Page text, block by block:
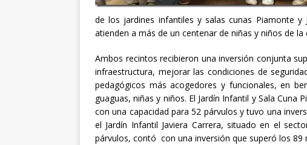
de los jardines infantiles y salas cunas Piamonte y
atienden a más de un centenar de niñas y niños de la
Ambos recintos recibieron una inversión conjunta
infraestructura, mejorar las condiciones de
pedagógicos más acogedores y funcionales, en
guaguas, niñas y niños. El Jardín Infantil y Sala
con una capacidad para 52 párvulos y tuvo una
el Jardín Infantil Javiera Carrera, situado en el
párvulos, contó con una inversión que superó los 89